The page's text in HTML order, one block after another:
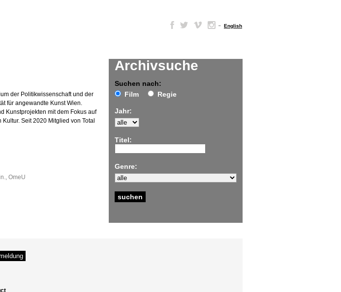
– English
Archivsuche
Suchen nach:
Film
Regie
Jahr:
Titel:
Genre:
der Politikwissenschaft und der
für angewandte Kunst Wien.
Kunstprojekten mit dem Fokus auf
Seit 2020 Mitglied von Total
OmeU